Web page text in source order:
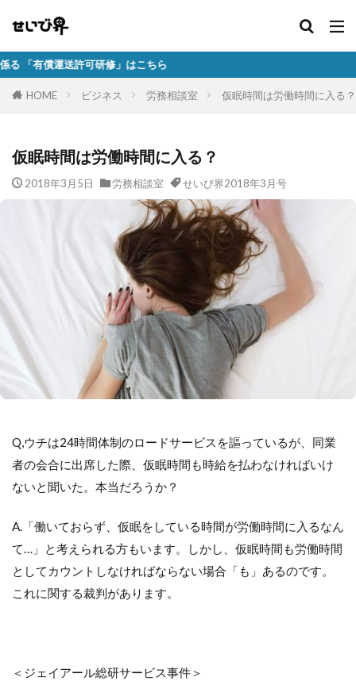
可研修」はこちら
HOME ビジネス 労務相談室 仮眠時間は労働時間に入る？
仮眠時間は労働時間に入る？
2018年3月5日 労務相談室 せいび界2018年3月号
Q,ウチは24時間体制のロードサービスを謳っているが、同業
者の会合に出席した際、仮眠時間も時給を払わなければいけ
ないと聞いた。本当だろうか？
A.「働いておらず、仮眠をしている時間が労働時間に入るなん
て…」と考えられる方もいます。しかし、仮眠時間も労働時間
としてカウントしなければならない場合「も」あるのです。
これに関する裁判があります。
＜ジェイアール総研サービス事件＞